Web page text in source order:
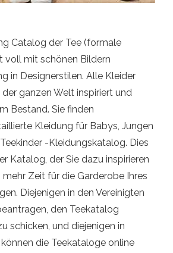
Catalog der Tee (formale
voll mit schönen Bildern
in Designerstilen. Alle Kleider
ganzen Welt inspiriert und
Bestand. Sie finden
Kleidung für Babys, Jungen
-Kleidungskatalog. Dies
Katalog, der Sie dazu inspirieren
mehr Zeit für die Garderobe Ihres
Diejenigen in den Vereinigten
den Teekatalog
schicken, und diejenigen in
die Teekataloge online